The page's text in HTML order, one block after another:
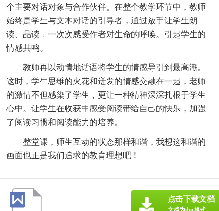
个主要对话对象与合作伙伴。在整个教学环节中，教师
始终是学生与文本对话的引导者，通过放手让学生朗
读、品读，一次次感受作者对生命的呼唤。引起学生的
情感共鸣。
教师再以动情地话语将学生的情感导引到最高潮。
这时，学生思维的火花和迸发的情感交融在一起，老师
的激情不但感染了学生，更让一种精神深深扎根于学生
心中。让学生在收获中感受阅读带给自己的快乐，加强
了阅读习惯和阅读能力的培养。
整堂课，师生互动的状态那样和谐，我想这和谐的
画面也正是我们追求的教育理想吧！
点击下载文档
文档为doc格式